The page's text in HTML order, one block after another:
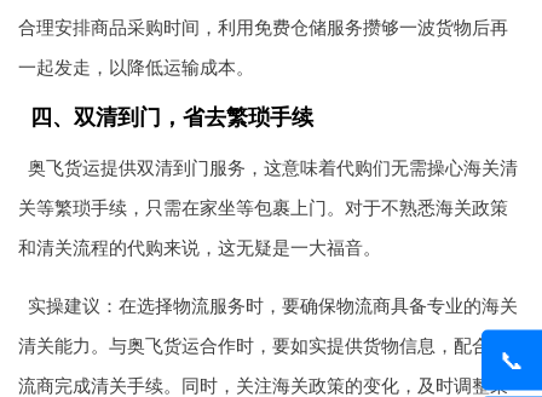
📞
合理安排商品采购时间，利用免费仓储服务攒够一波货物后再
一起发走，以降低运输成本。
四、双清到门，省去繁琐手续
奥飞货运提供双清到门服务，这意味着代购们无需操心海关清
关等繁琐手续，只需在家坐等包裹上门。对于不熟悉海关政策
和清关流程的代购来说，这无疑是一大福音。
实操建议：在选择物流服务时，要确保物流商具备专业的海关
清关能力。与奥飞货运合作时，要如实提供货物信息，配合物
流商完成清关手续。同时，关注海关政策的变化，及时调整采